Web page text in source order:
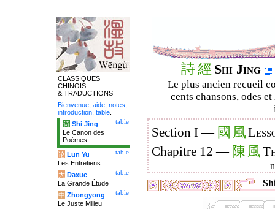
詩經 Shi Jing
Le plus ancien recueil
cents chansons, odes
Section I — 國 風
Chapitre 12 — 陳 風
CLASSIQUES
CHINOIS
& TRADUCTIONS
Bienvenue aide notes
introduction table
table
诗 Shi Jing
Le Canon des
Poèmes
table
论 Lun Yu
Les Entretiens
table
大 Daxue
La Grande Étude
table
中 Zhongyong
Le Juste Milieu